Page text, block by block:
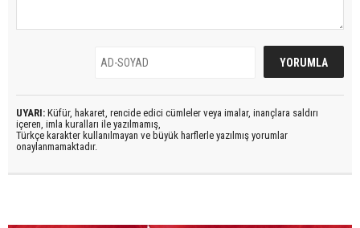
UYARI: Küfür, hakaret, rencide edici cümleler veya imalar, inançlara saldırı
içeren, imla kuralları ile yazılmamış,
Türkçe karakter kullanılmayan ve büyük harflerle yazılmış yorumlar
onaylanmamaktadır.